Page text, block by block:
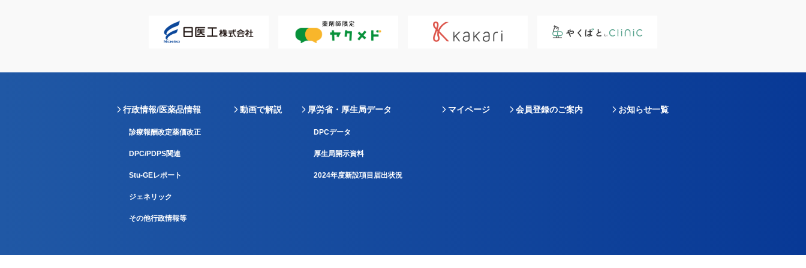
行政情報/医薬品情報
診療報酬改定薬価改正
DPC/PDPS関連
Stu-GEレポート
ジェネリック
その他行政情報等
動画で解説 厚労省・厚生局データ
DPCデータ
厚生局開示資料
2024年度新設項目届出状況
マイページ 会員登録のご案内 お知らせ一覧